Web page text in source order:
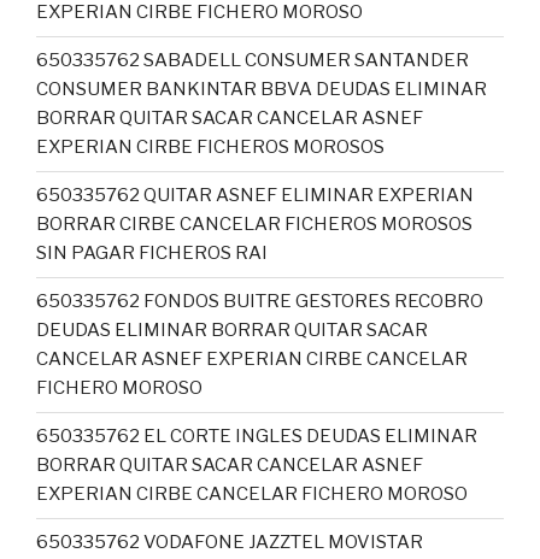
EXPERIAN CIRBE FICHERO MOROSO
650335762 SABADELL CONSUMER SANTANDER
CONSUMER BANKINTAR BBVA DEUDAS ELIMINAR
BORRAR QUITAR SACAR CANCELAR ASNEF
EXPERIAN CIRBE FICHEROS MOROSOS
650335762 QUITAR ASNEF ELIMINAR EXPERIAN
BORRAR CIRBE CANCELAR FICHEROS MOROSOS
SIN PAGAR FICHEROS RAI
650335762 FONDOS BUITRE GESTORES RECOBRO
DEUDAS ELIMINAR BORRAR QUITAR SACAR
CANCELAR ASNEF EXPERIAN CIRBE CANCELAR
FICHERO MOROSO
650335762 EL CORTE INGLES DEUDAS ELIMINAR
BORRAR QUITAR SACAR CANCELAR ASNEF
EXPERIAN CIRBE CANCELAR FICHERO MOROSO
650335762 VODAFONE JAZZTEL MOVISTAR